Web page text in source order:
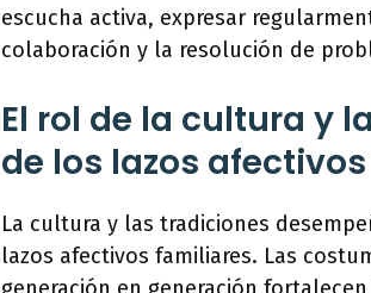
escucha activa, expresar
colaboración y la resolución de
El rol de la cultura y
de los lazos
La cultura y las tradiciones
lazos afectivos familiares. Las